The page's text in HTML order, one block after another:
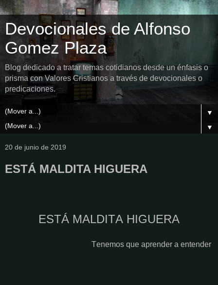
Devocionales de Alfonso
Gomez Plaza
Blog dedicado a tratar temas cotidianos desde un énfasis o
prisma con Valores Cristianos a través de devocionales o
predicaciones.
▼
▼
20 de junio de 2019
ESTÁ MALDITA HIGUERA
ESTÁ MALDITA HIGUERA
Tenemos que aprender a entender